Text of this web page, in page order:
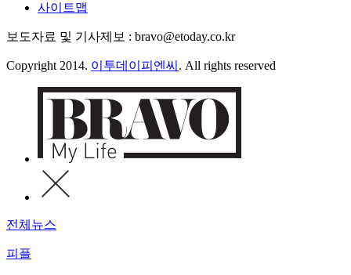
사이트맵
보도자료 및 기사제보 : bravo@etoday.co.kr
Copyright 2014. 이투데이피엔씨 . All rights reserved
전체뉴스
피플